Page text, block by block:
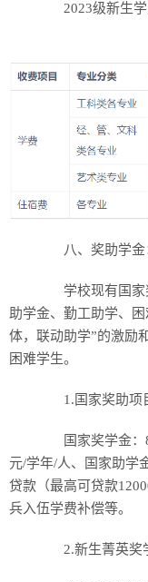
2023级新生学
八、奖助学金
学校现有国家
助学金、勤工助学、
体，联动助学”的激励
困难学生。
1.国家奖助项
国家奖学金：
元/学年/人、国家助学
贷款（最高可贷款
兵入伍学费补偿等。
2.新生菁英奖